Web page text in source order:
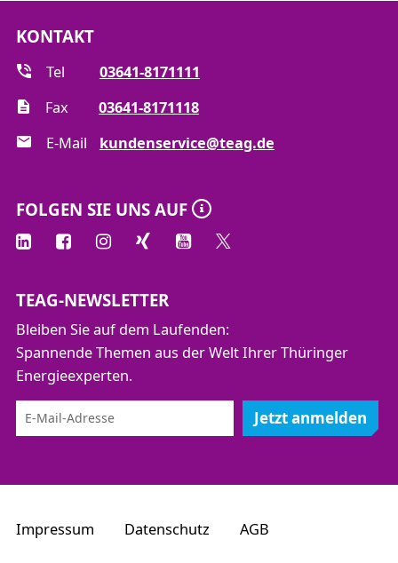
KONTAKT
Tel
03641-8171111
Fax
03641-8171118
E-Mail
kundenservice@teag.de
FOLGEN SIE UNS AUF
TEAG-NEWSLETTER
Bleiben Sie auf dem Laufenden:
Spannende Themen aus der Welt Ihrer Thüringer
Energieexperten.
Jetzt anmelden
Impressum Datenschutz AGB